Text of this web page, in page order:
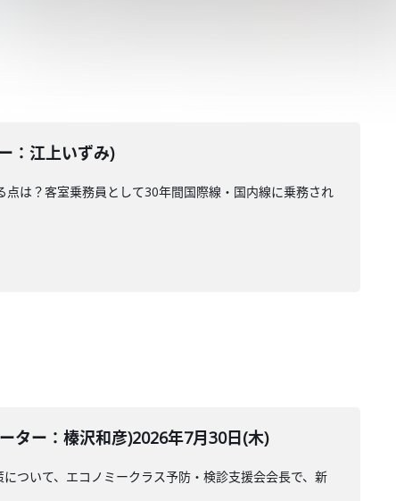
：江上いずみ)
は？客室乗務員として30年間国際線・国内線に乗務され
ター：榛沢和彦)2026年7月30日(木)
ついて、エコノミークラス予防・検診支援会会長で、新